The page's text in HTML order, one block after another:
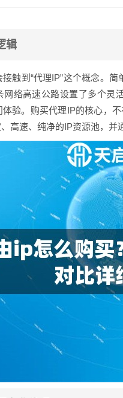
辑
触到“代理IP”这个概念。
网络高速公路设置了多个灵
验。购买代理IP的核心，
高速、纯净的IP资源池，并